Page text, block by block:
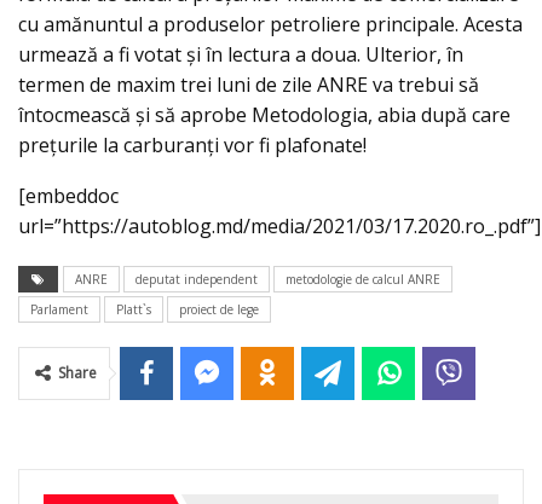
cu amănuntul a produselor petroliere principale. Acesta
urmează a fi votat și în lectura a doua. Ulterior, în
termen de maxim trei luni de zile ANRE va trebui să
întocmească şi să aprobe Metodologia, abia după care
preţurile la carburanţi vor fi plafonate!
[embeddoc
url=”https://autoblog.md/media/2021/03/17.2020.ro_.pdf”]
ANRE deputat independent
metodologie de calcul ANRE
Parlament
Platt`s proiect de lege
Share